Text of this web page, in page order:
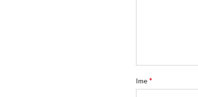
Ime*